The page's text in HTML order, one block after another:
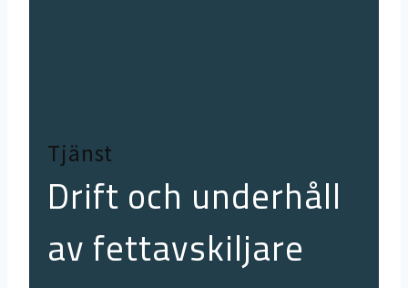
Tjänst
Drift och underhåll
av fettavskiljare